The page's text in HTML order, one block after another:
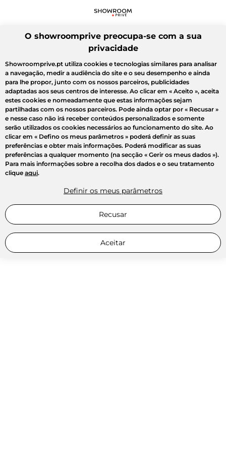
O showroomprive preocupa-se com a sua
privacidade
Showroomprive.pt utiliza cookies e tecnologias similares para analisar
a navegação, medir a audiência do site e o seu desempenho e ainda
para lhe propor, junto com os nossos parceiros, publicidades
adaptadas aos seus centros de interesse. Ao clicar em « Aceito », aceita
estes cookies e nomeadamente que estas informações sejam
partilhadas com os nossos parceiros. Pode ainda optar por « Recusar »
e nesse caso não irá receber conteúdos personalizados e somente
serão utilizados os cookies necessários ao funcionamento do site. Ao
clicar em « Defino os meus parâmetros » poderá definir as suas
preferências e obter mais informações. Poderá modificar as suas
preferências a qualquer momento (na secção « Gerir os meus dados »).
Para mais informações sobre a recolha dos dados e o seu tratamento
clique aqui.
Definir os meus parâmetros
Recusar
Aceitar